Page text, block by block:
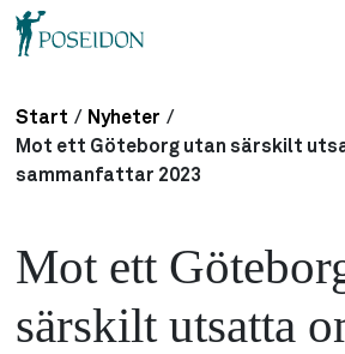
Start / Nyheter /
Mot ett Göteborg utan särskilt
sammanfattar 2023
Mot ett
särskilt utsatta